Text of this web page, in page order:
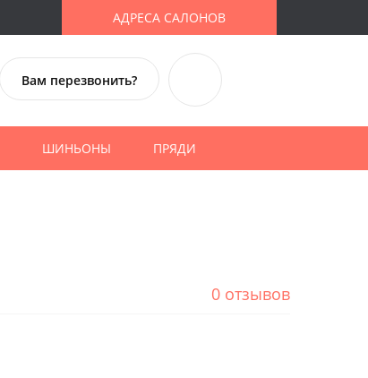
АДРЕСА САЛОНОВ
Вам перезвонить?
ШИНЬОНЫ ПРЯДИ
0 отзывов